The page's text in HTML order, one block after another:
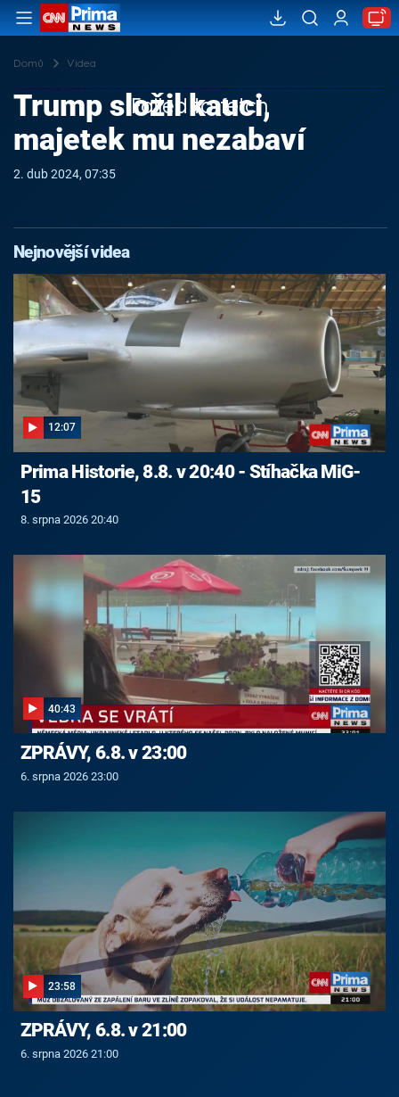
Domů Videa
Failed to fetch
Trump složil kauci,
majetek mu nezabaví
2. dub 2024, 07:35
Nejnovější videa
12:07
Prima Historie, 8.8. v 20:40 - Stíhačka MiG-
15
8. srpna 2026 20:40
40:43
ZPRÁVY, 6.8. v 23:00
6. srpna 2026 23:00
23:58
ZPRÁVY, 6.8. v 21:00
6. srpna 2026 21:00